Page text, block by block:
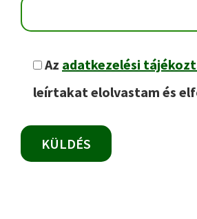
Az adatkezelési
leírtakat elolvastam és